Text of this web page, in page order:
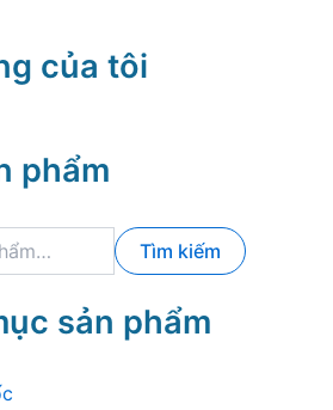
của tôi
phẩm
Tìm kiếm
sản phẩm